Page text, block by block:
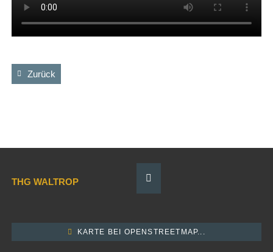
Zurück
THG WALTROP
KARTE BEI OPENSTREETMAP...